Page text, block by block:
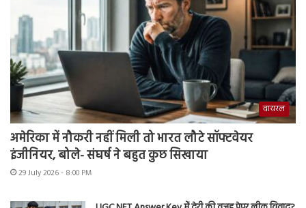
वायरल
अमेरिका में नौकरी नहीं मिली तो भारत लौटे सॉफ्टवेयर
इंजीनियर, बोले- संघर्ष ने बहुत कुछ सिखाया
29 July 2026 - 8:00 PM